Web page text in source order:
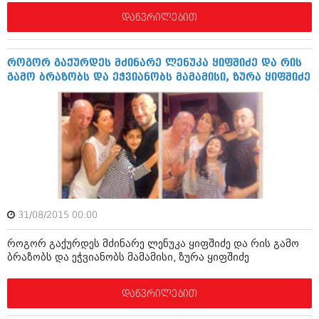
ნოემბერი 2017 (212)
სექტემბერი 2017 (261)
აგვისტო 2017 (212)
ივლისი 2017 (233)
მაისი 2017 (216)
აპრილი 2017 (220)
მარტი 2017 (212)
თებერვალი 2017 (205)
იანვარი 2017 (246)
დეკემბერი 2016 (207)
ნოემბერი 2016 (207)
ოქტომბერი 2016 (257)
სექტემბერი 2016 (224)
აგვისტო 2016 (258)
ივლისი 2016 (211)
ივნისი 2016 (221)
მარტი 2016 (200)
თებერვალი 2016 (250)
დაწვრილებით
როგორ გაქურდეს მძინარე ლენუკა ყიფშიძე და რის
გამო ბრაზობს და ეჭვიანობს მამამისი, ზურა ყიფშიძე
31/08/2015 00:00
როგორ გაქურდეს მძინარე ლენუკა ყიფშიძე და რის გამო
ბრაზობს და ეჭვიანობს მამამისი, ზურა ყიფშიძე
დაწვრილებით